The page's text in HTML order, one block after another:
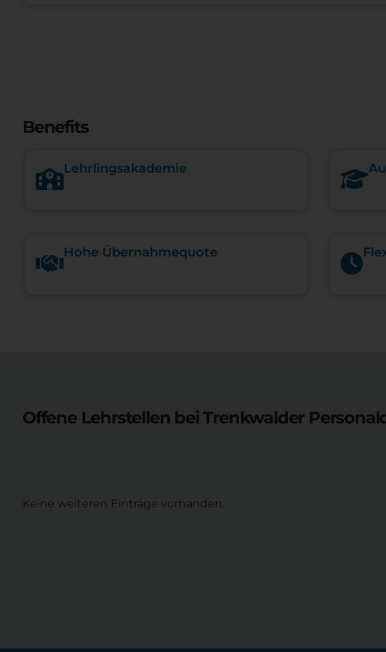
Benefits
Lehrlingsakademie
Hohe Über­nah­me­quote
Offene Lehrstellen beiTrenkwalder
Keine weiteren Einträge vorhanden.